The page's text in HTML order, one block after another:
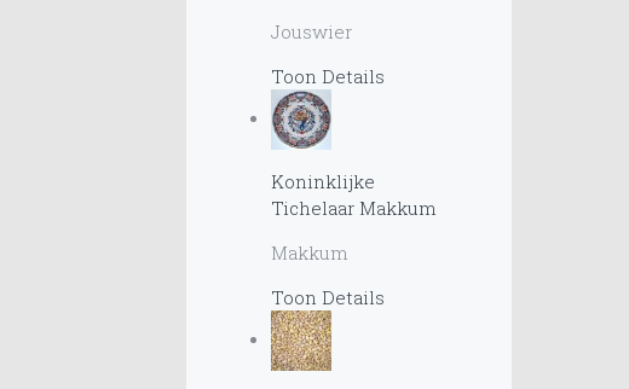
Jouswier
Toon Details
Koninklijke
Tichelaar Makkum
Makkum
Toon Details